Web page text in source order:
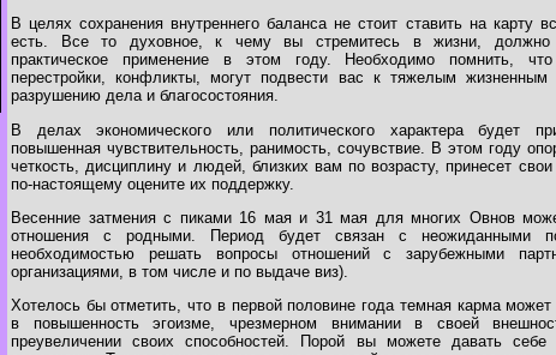
В целях сохранения внутреннего баланса не стоит ставить на карту
есть. Все то духовное, к чему вы стремитесь в жизни, должно
практическое применение в этом году. Необходимо помнить, что
перестройки, конфликты, могут подвести вас к тяжелым жизненным
разрушению дела и благосостояния.
В делах экономического или политического характера будет
повышенная чувствительность, ранимость, сочувствие. В этом году
четкость, дисциплину и людей, близких вам по возрасту, принесет
по-настоящему оцените их поддержку.
Весенние затмения с пиками 16 мая и 31 мая для многих Овнов
отношения с родными. Период будет связан с неожиданными
необходимостью решать вопросы отношений с зарубежными
организациями, в том числе и по выдаче виз).
Хотелось бы отметить, что в первой половине года темная карма может
в повышенность эгоизме, чрезмерном внимании в своей
преувеличении своих способностей. Порой вы можете давать себе